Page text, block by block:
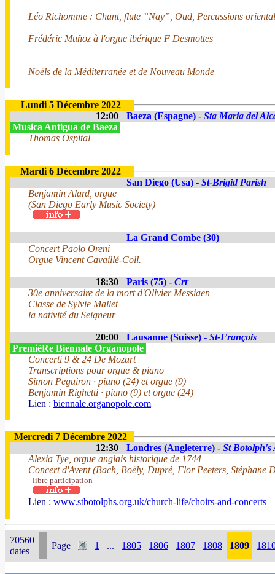
Léo Richomme : Chant, flute ”Nay”, Oud, Percussions
Frédéric Muñoz à l'orgue ibérique F Desmottes
Noëls de la Méditerranée et de Nouveau Monde
Lundi 5 Décembre 2022
12:00
Baeza (Espagne) - Sta Maria del
Musica Antigua de Baeza
Thomas Ospital
Mardi 6 Décembre 2022
San Diego (Usa) - St-Brigid Parish
Benjamin Alard, orgue
(San Diego Early Music Society)
La Grand Combe (30)
Concert Paolo Oreni
Orgue Vincent Cavaillé-Coll.
18:30 Paris (75) - Crr
30e anniversaire de la mort d'Olivier Messiaen
Classe de Sylvie Mallet
la nativité du Seigneur
20:00 Lausanne (Suisse) - St-François
PremièRe Biennale Organopole
Concerti 9 & 24 De Mozart
Transcriptions pour orgue & piano
Simon Peguiron · piano (24) et orgue (9)
Benjamin Righetti · piano (9) et orgue (24)
Lien : biennale.organopole.com
Mercredi 7 Décembre 2022
12:30
Londres (Angleterre) - St Botolph's
Alexia Tye, orgue anglais historique de 1744
Concert d'Avent (Bach, Boëly, Dupré, Flor Peeters, Stéphane
- libre participation
Lien : www.stbotolphs.org.uk/church-life/choirs-and-concerts
70560
dates
Page 1 ... 1805 1806 1807 1808 1809